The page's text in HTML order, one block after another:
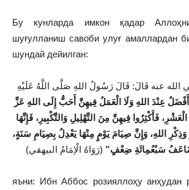
Бу кунларда имкон қадар
шуғулланиш савоби улуғ амаллардан
шундай дейилган:
عنه قَالَ: قَالَ رَسُولُ اللهِ صَلَّى اللَّهُ عَلَيْهِ
عِنْدَ اللهِ وَلَا الْعَمَلُ فِيهِنَّ أَحَبُّ إِلَى اللهِ عَزَّ
فَأَكْثِرُوا فِيهِنَّ مِنَ التَّهْلِيلِ وَالتَّكْبِيرِ، فَإِنَّهَا
وَذِكْرِ اللهِ، وَإِنَّ صِيَامَ يَوْمٍ مِنْهَا يَعْدِلُ بِصِيَامِ سَنَةٍ،
سَبْعمِائَةِ ضِعْفٍ”
яъни: Ибн Аббос розияллоҳу анҳудан